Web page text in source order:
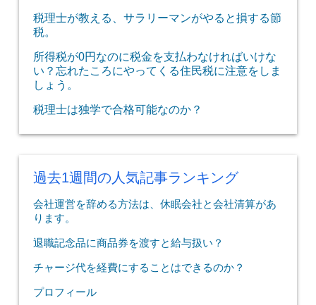
税理士が教える、サラリーマンがやると損する節
税。
所得税が0円なのに税金を支払わなければいけな
い？忘れたころにやってくる住民税に注意をしま
しょう。
税理士は独学で合格可能なのか？
過去1週間の人気記事ランキング
会社運営を辞める方法は、休眠会社と会社清算があ
ります。
退職記念品に商品券を渡すと給与扱い？
チャージ代を経費にすることはできるのか？
プロフィール